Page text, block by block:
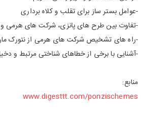
-عوامل بستر ساز برای تقلب و کلاه برداری
-تفاوت بین طرح های پانزی، شرکت های هرمی و
-راه های تشخیص شرکت های هرمی از نتورک
-آشنایی با برخی از خطاهای شناختی مرتبط و
منابع:
www.digesttt.com/ponzischemes